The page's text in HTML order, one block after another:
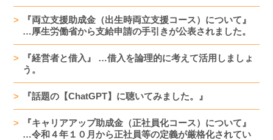
『両立支援助成金（出生時両立支援コース）について』
…厚生労働省から支給申請の手引きが公表されました。
『経営者と借入』 …借入を論理的に考えて活用しましょ
う。
『話題の【ChatGPT】に聴いてみました。』
『キャリアアップ助成金（正社員化コース）について』
…令和４年１０月から正社員等の定義が厳格化されてい